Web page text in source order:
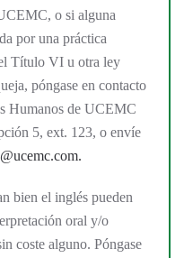
o si alguna
por una práctica
Título VI u otra ley
póngase en contacto
Humanos de UCEMC
5, ext. 123, o envíe
bien el inglés pueden
oral y/o
coste alguno. Póngase